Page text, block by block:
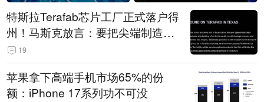
特斯拉Terafab芯片工厂正式落户得
州！马斯克放言：要把尖端制造带
回美国
19
苹果拿下高端手机市场65%的份
额：iPhone 17系列功不可没